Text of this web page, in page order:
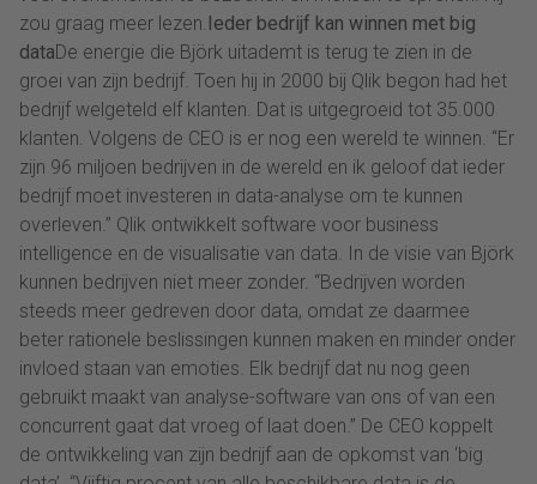
zou graag meer lezen. Ieder bedrijf kan winnen met big
dataDe energie die Björk uitademt is terug te zien in de
groei van zijn bedrijf. Toen hij in 2000 bij Qlik begon had het
bedrijf welgeteld elf klanten. Dat is uitgegroeid tot 35.000
klanten. Volgens de CEO is er nog een wereld te winnen. “Er
zijn 96 miljoen bedrijven in de wereld en ik geloof dat ieder
bedrijf moet investeren in data-analyse om te kunnen
overleven.” Qlik ontwikkelt software voor business
intelligence en de visualisatie van data. In de visie van Björk
kunnen bedrijven niet meer zonder. “Bedrijven worden
steeds meer gedreven door data, omdat ze daarmee
beter rationele beslissingen kunnen maken en minder onder
invloed staan van emoties. Elk bedrijf dat nu nog geen
gebruikt maakt van analyse-software van ons of van een
concurrent gaat dat vroeg of laat doen.” De CEO koppelt
de ontwikkeling van zijn bedrijf aan de opkomst van ‘big